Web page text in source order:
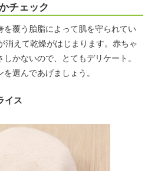
チェック
覆う胎脂によって肌を守られてい
消えて乾燥がはじまります。赤ちゃ
かないので、とてもデリケート。
選んであげましょう。
イス